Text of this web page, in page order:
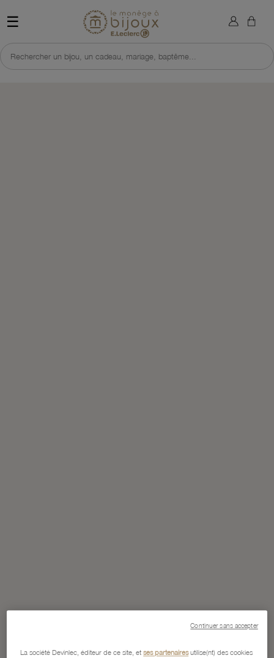
☰ Retour à l'accueil du site
Rechercher un bijou, un cadeau, mariage, baptême...
×
La société Devinlec, éditeur de ce site, etses partenairesutilise(nt) des cookies
Continuer sans accepter